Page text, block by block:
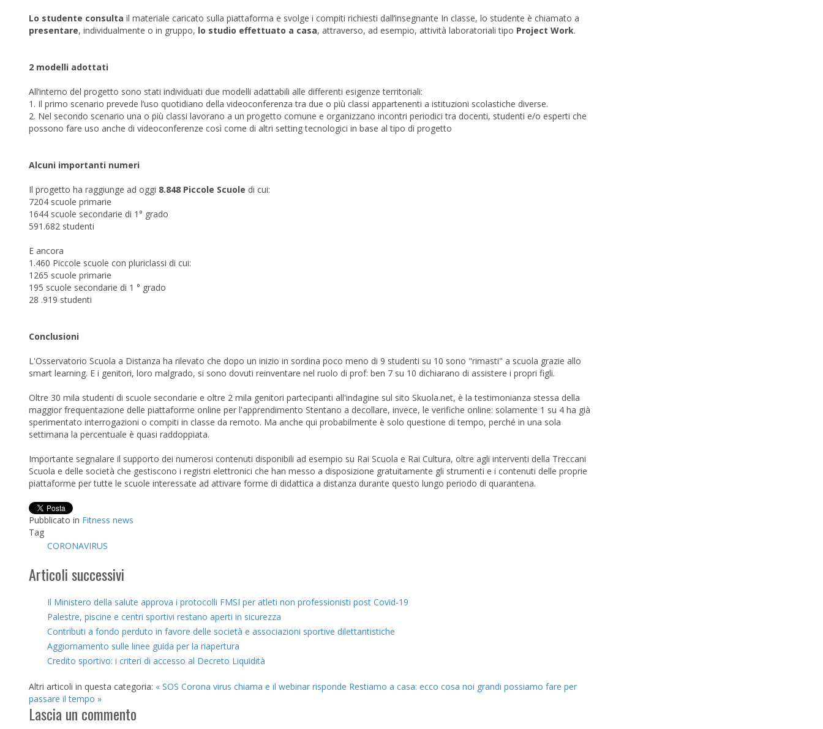
Lo studente consulta il materiale caricato sulla piattaforma e svolge i compiti richiesti dall’insegnante In classe, lo studente è chiamato a
presentare, individualmente o in gruppo, lo studio effettuato a casa, attraverso, ad esempio, attività laboratoriali tipo Project Work.
2 modelli adottati
All’interno del progetto sono stati individuati due modelli adattabili alle differenti esigenze territoriali:
1. Il primo scenario prevede l’uso quotidiano della videoconferenza tra due o più classi appartenenti a istituzioni scolastiche diverse.
2. Nel secondo scenario una o più classi lavorano a un progetto comune e organizzano incontri periodici tra docenti, studenti e/o esperti che
possono fare uso anche di videoconferenze così come di altri setting tecnologici in base al tipo di progetto
Alcuni importanti numeri
Il progetto ha raggiunge ad oggi 8.848 Piccole Scuole di cui:
7204 scuole primarie
1644 scuole secondarie di 1° grado
591.682 studenti
E ancora
1.460 Piccole scuole con pluriclassi di cui:
1265 scuole primarie
195 scuole secondarie di 1 ° grado
28 .919 studenti
Conclusioni
L'Osservatorio Scuola a Distanza ha rilevato che dopo un inizio in sordina poco meno di 9 studenti su 10 sono "rimasti" a scuola grazie allo
smart learning. E i genitori, loro malgrado, si sono dovuti reinventare nel ruolo di prof: ben 7 su 10 dichiarano di assistere i propri figli.
Oltre 30 mila studenti di scuole secondarie e oltre 2 mila genitori partecipanti all'indagine sul sito Skuola.net, è la testimonianza stessa della
maggior frequentazione delle piattaforme online per l'apprendimento Stentano a decollare, invece, le verifiche online: solamente 1 su 4 ha già
sperimentato interrogazioni o compiti in classe da remoto. Ma anche qui probabilmente è solo questione di tempo, perché in una sola
settimana la percentuale è quasi raddoppiata.
Importante segnalare il supporto dei numerosi contenuti disponibili ad esempio su Rai Scuola e Rai Cultura, oltre agli interventi della Treccani
Scuola e delle società che gestiscono i registri elettronici che han messo a disposizione gratuitamente gli strumenti e i contenuti delle proprie
piattaforme per tutte le scuole interessate ad attivare forme di didattica a distanza durante questo lungo periodo di quarantena.
Pubblicato in Fitness news
Tag
CORONAVIRUS
Articoli successivi
Il Ministero della salute approva i protocolli FMSI per atleti non professionisti post Covid-19
Palestre, piscine e centri sportivi restano aperti in sicurezza
Contributi a fondo perduto in favore delle società e associazioni sportive dilettantistiche
Aggiornamento sulle linee guida per la riapertura
Credito sportivo: i criteri di accesso al Decreto Liquidità
Altri articoli in questa categoria: « SOS Corona virus chiama e il webinar risponde Restiamo a casa: ecco cosa noi grandi possiamo fare per
passare il tempo »
Lascia un commento